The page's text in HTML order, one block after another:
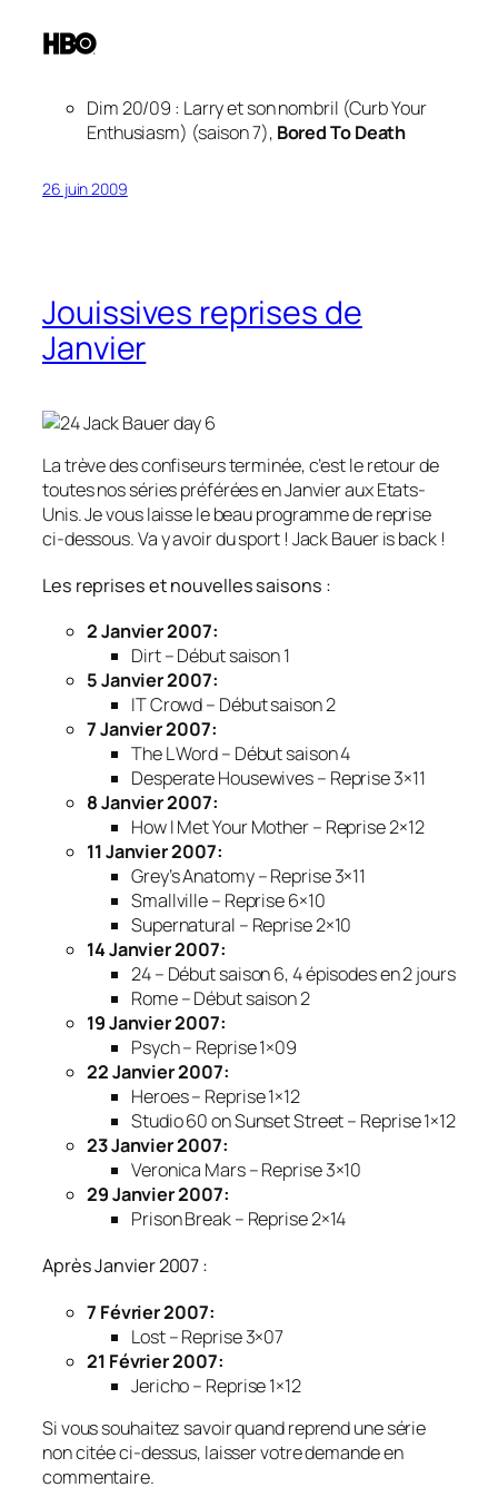
Dim 20/09 : Larry et son nombril (Curb Your
Enthusiasm) (saison 7), Bored To Death
26 juin 2009
Jouissives reprises de
Janvier
La trève des confiseurs terminée, c’est le retour de
toutes nos séries préférées en Janvier aux Etats-
Unis. Je vous laisse le beau programme de reprise
ci-dessous. Va y avoir du sport ! Jack Bauer is back !
Les reprises et nouvelles saisons :
2 Janvier 2007:
Dirt –Début saison 1
5 Janvier 2007:
IT Crowd – Début saison 2
7 Janvier 2007:
The L Word – Début saison 4
Desperate Housewives – Reprise 3×11
8 Janvier 2007:
How I Met Your Mother – Reprise 2×12
11 Janvier 2007:
Grey’s Anatomy –Reprise 3×11
Smallville – Reprise 6×10
Supernatural – Reprise 2×10
14 Janvier 2007:
24 – Début saison 6, 4 épisodes en 2 jours
Rome –Début saison 2
19 Janvier 2007:
Psych – Reprise 1×09
22 Janvier 2007:
Heroes – Reprise 1×12
Studio 60 on Sunset Street – Reprise 1×12
23 Janvier 2007:
Veronica Mars –Reprise 3×10
29 Janvier 2007:
Prison Break – Reprise 2×14
Après Janvier 2007 :
7 Février 2007:
Lost –Reprise 3×07
21 Février 2007:
Jericho – Reprise 1×12
Si vous souhaitez savoir quand reprend une série
non citée ci-dessus, laisser votre demande en
commentaire.